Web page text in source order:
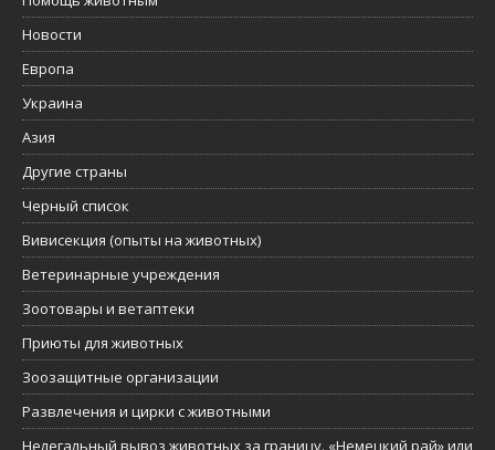
Новости
Европа
Украина
Азия
Другие страны
Черный список
Вивисекция (опыты на животных)
Ветеринарные учреждения
Зоотовары и ветаптеки
Приюты для животных
Зоозащитные организации
Развлечения и цирки с животными
Нелегальный вывоз животных за границу. «Немецкий рай» или